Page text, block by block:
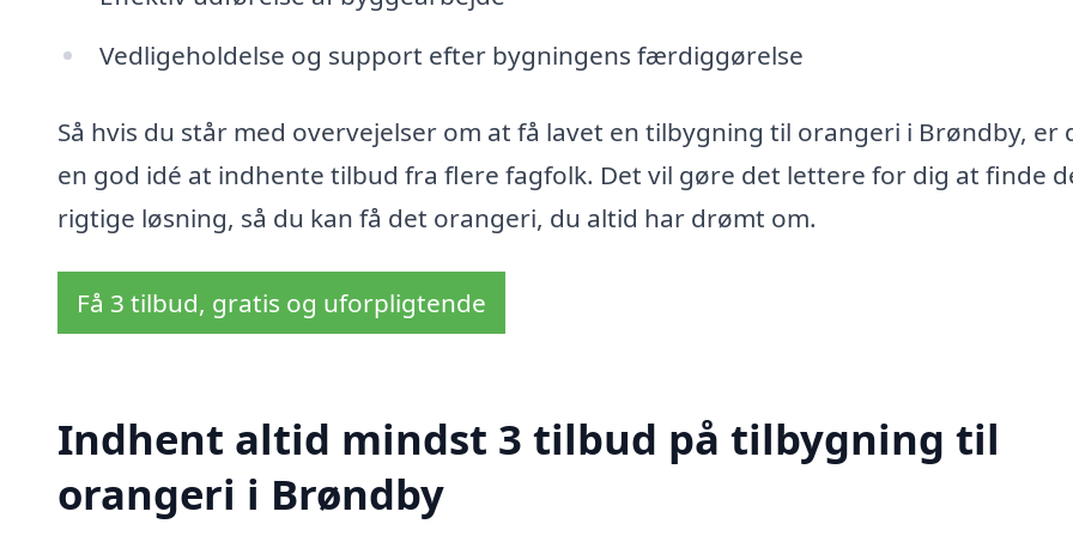
Vedligeholdelse og support efter bygningens færdiggørelse
Så hvis du står med overvejelser om at få lavet en tilbygning til orangeri i Brøndby, er
en god idé at indhente tilbud fra flere fagfolk. Det vil gøre det lettere for dig at finde
rigtige løsning, så du kan få det orangeri, du altid har drømt om.
Få 3 tilbud, gratis og uforpligtende
Indhent altid mindst 3 tilbud på tilbygning til
orangeri i Brøndby